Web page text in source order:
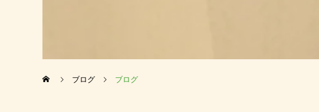
ブログ ブログ